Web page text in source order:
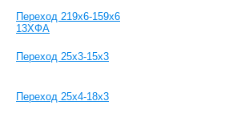
Переход 219х6-159х6
13ХФА
Переход 25x3-15x3
Переход 25x4-18x3